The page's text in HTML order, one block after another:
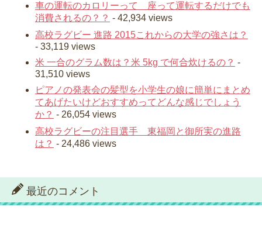
車の運転のカロリーって 座って運転するだけでも
消費されるの？？ - 42,934 views
高校ラグビー 進路 2015これからの大学の強さは？
- 33,119 views
米 一合のグラム数は？米 5kg で何合炊けるの？ -
31,510 views
ピアノの発表会の髪型を小学生の娘に簡単にまとめ
てあげたいけどおすすめってどんな感じでしょう
か？ - 26,054 views
高校ラグビーの注目選手 東福岡と御所実の進路
は？ - 24,486 views
最近のコメント